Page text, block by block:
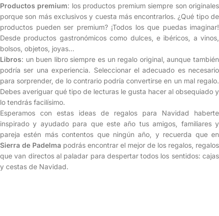
Productos premium: los productos premium siempre son originales
porque son más exclusivos y cuesta más encontrarlos. ¿Qué tipo de
productos pueden ser premium? ¡Todos los que puedas imaginar!
Desde productos gastronómicos como dulces, e ibéricos, a vinos,
bolsos, objetos, joyas…
Libros: un buen libro siempre es un regalo original, aunque también
podría ser una experiencia. Seleccionar el adecuado es necesario
para sorprender, de lo contrario podría convertirse en un mal regalo.
Debes averiguar qué tipo de lecturas le gusta hacer al obsequiado y
lo tendrás facilísimo.
Esperamos con estas ideas de regalos para Navidad haberte
inspirado y ayudado para que este año tus amigos, familiares y
pareja estén más contentos que ningún año, y recuerda que en
Sierra de Padelma podrás encontrar el mejor de los regalos, regalos
que van directos al paladar para despertar todos los sentidos: cajas
y cestas de Navidad.